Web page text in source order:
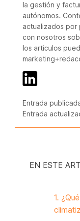
la gestión y
autónomos.
actualizados por
con nosotros
los artículos
Entrada
Entrada
EN ESTE
1.